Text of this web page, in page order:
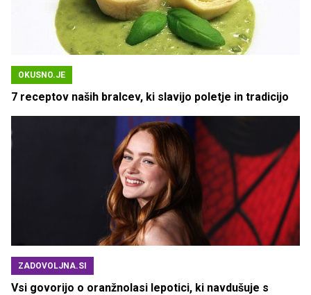
OKUSNO.JE
7 receptov naših bralcev, ki slavijo poletje in tradicijo
ZADOVOLJNA.SI
Vsi govorijo o oranžnolasi lepotici, ki navdušuje s